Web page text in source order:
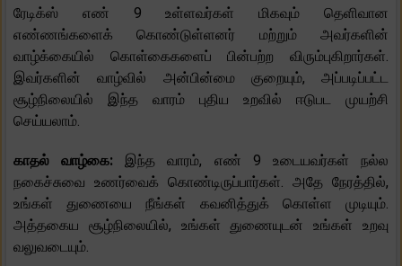
ரேடிக்ஸ் எண் 9 உள்ளவர்கள் மிகவும் தெளிவான
எண்ணங்களைக் கொண்டுள்ளனர் மற்றும் அவர்களின்
வாழ்க்கையில் கொள்கைகளைப் பின்பற்ற விரும்புகிறார்கள்.
இவர்களின் வாழ்வில் அன்பின்மை குறையும், அப்படிப்பட்ட
சூழ்நிலையில் இந்த வாரம் புதிய உறவில் ஈடுபட முயற்சி
செய்யலாம்.
காதல் வாழ்கை:இந்த வாரம், எண் 9 உடையவர்கள் நல்ல
நகைச்சுவை உணர்வைக் கொண்டிருப்பார்கள். அதே நேரத்தில்,
உங்கள் துணையை நீங்கள் கவனித்துக் கொள்ள முடியும்.
அத்தகைய சூழ்நிலையில், உங்கள் துணையுடன் உங்கள் உறவு
வலுவடையும்.